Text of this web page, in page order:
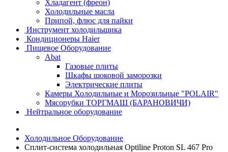
Хладагент (фреон)
Холодильные масла
Припой, флюс для пайки
Инструмент холодильщика
Кондиционеры Haier
Пищевое Оборудование
Abat
Газовые плиты
Шкафы шоковой заморозки
Электрические плиты
Камеры Холодильные и Морозильные "POLAIR"
Мясорубки ТОРГМАШ (БАРАНОВИЧИ)
Нейтральное оборудование
Холодильное Оборудование
Сплит-система холодильная Optiline Proton SL 467 Pro